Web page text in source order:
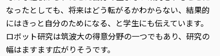
なったとしても、将来はどう転がるかわからない、結果的
にはきっと自分のためになる、と学生にも伝えています。
ロボット研究は筑波大の得意分野の一つでもあり、研究の
幅はますます広がりそうです。